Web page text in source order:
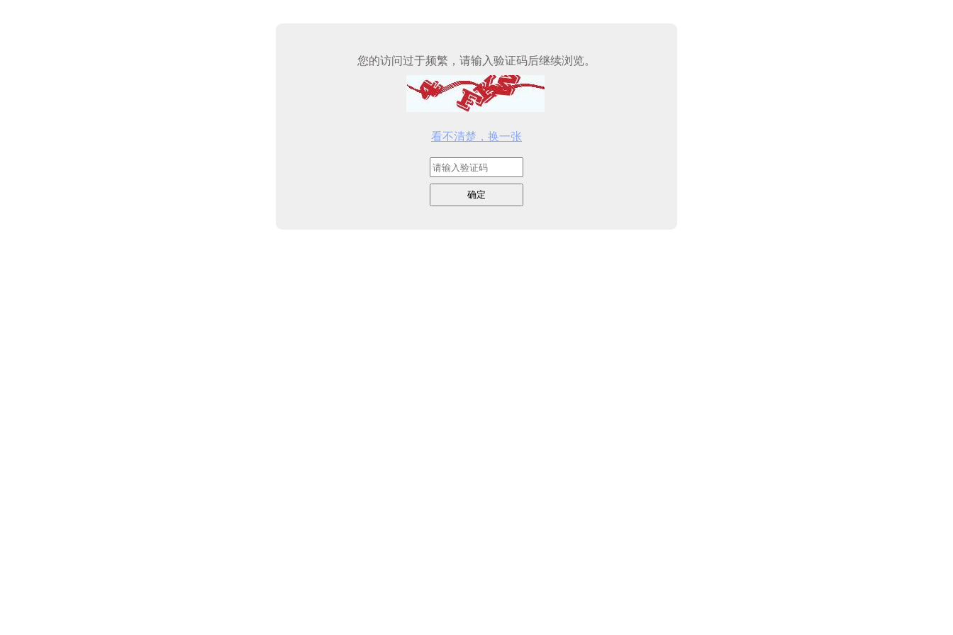
您的访问过于频繁，请输入验证码后继续浏览。
看不清楚，换一张